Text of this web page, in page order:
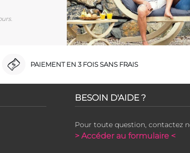
PAIEMENT EN 3 FOIS SANS FRAIS
BESOIN D'AIDE ?
Pour toute question, contactez
> Accéder au formulaire <